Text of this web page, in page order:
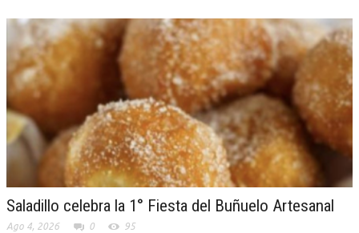
Saladillo celebra la 1° Fiesta del Buñuelo Artesanal
Ago 4, 2026 0 95